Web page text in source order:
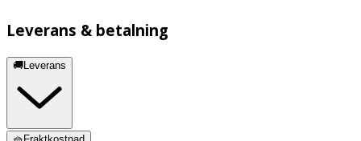
Leverans & betalning
🚚Leverans
🧺Fraktkostnad